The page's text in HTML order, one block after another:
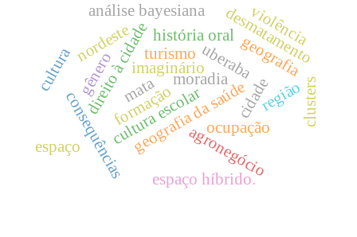
geografia da saúde
imaginário
agronegócio
uberaba
moradia
ocupação
direito à cidade
cultura escolar
história oral
cidade
formação
espaço híbrido.
desmatamento
consequênciasmata região
nordeste turismo
espaço
geografia
violência
análise bayesiana
clusters
gênero
cultura